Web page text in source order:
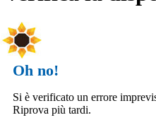
Oh no!
Si è verificato un errore
Riprova più tardi.